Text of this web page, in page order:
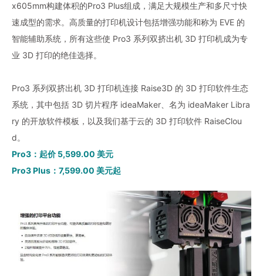
x605mm构建体积的Pro3 Plus组成，满足大规模生产和多尺寸快
速成型的需求。高质量的打印机设计包括增强功能和称为 EVE 的
智能辅助系统，所有这些使 Pro3 系列双挤出机 3D 打印机成为专
业 3D 打印的绝佳选择。
Pro3 系列双挤出机 3D 打印机连接 Raise3D 的 3D 打印软件生态
系统，其中包括 3D 切片程序 ideaMaker、名为 ideaMaker Libra
ry 的开放软件模板，以及我们基于云的 3D 打印软件 RaiseClou
d。
Pro3：起价 5,599.00 美元
Pro3 Plus：7,599.00 美元起